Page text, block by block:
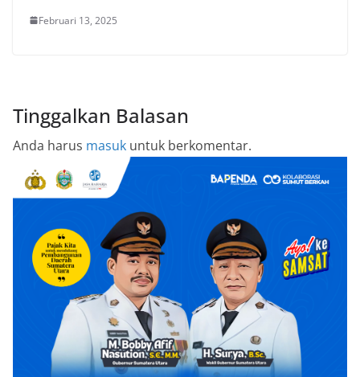
Februari 13, 2025
Tinggalkan Balasan
Anda harus masuk untuk berkomentar.